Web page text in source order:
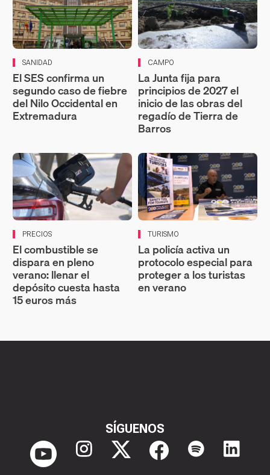
SANIDAD
El SES confirma un
segundo caso de fiebre
del Nilo Occidental en
Extremadura
CAMPO
La Junta fija para
principios de 2027 el
inicio de las obras del
regadío de Tierra de
Barros
PRECIOS
El combustible se
dispara en pleno
verano: llenar el
depósito cuesta hasta
15 euros más
TURISMO
La policía activa un
protocolo especial para
proteger a los turistas
en verano
SÍGUENOS